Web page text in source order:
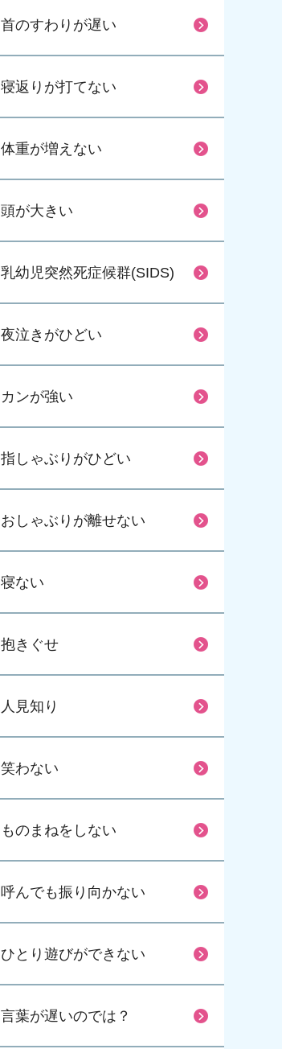
首のすわりが遅い
寝返りが打てない
体重が増えない
頭が大きい
乳幼児突然死症候群(SIDS)
夜泣きがひどい
カンが強い
指しゃぶりがひどい
おしゃぶりが離せない
寝ない
抱きぐせ
人見知り
笑わない
ものまねをしない
呼んでも振り向かない
ひとり遊びができない
言葉が遅いのでは？